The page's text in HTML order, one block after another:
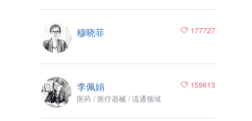
177727
穆晓菲
159613
李佩娟
医药 / 医疗器械 / 流通领域